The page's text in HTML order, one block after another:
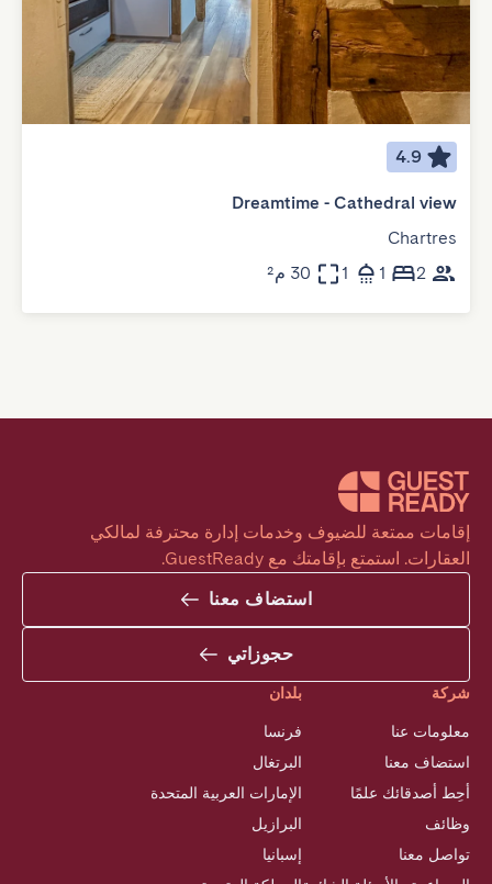
4.9
Dreamtime - Cathedral view
Chartres
2
1
1 30 م²
العقارات. استمتع بإقامتك مع GuestReady.
استضاف معنا
حجوزاتي
شركة
معلومات عنا
استضاف معنا
أحِط أصدقائك علمًا
وظائف
تواصل معنا
بلدان
فرنسا
البرتغال
الإمارات العربية المتحدة
البرازيل
إسبانيا